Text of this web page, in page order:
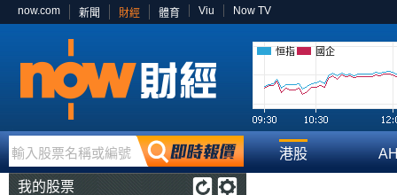
now.com 新聞 財經 體育 Viu Now TV
恒指 國企
輸入股票名稱或編號 港股
我的股票